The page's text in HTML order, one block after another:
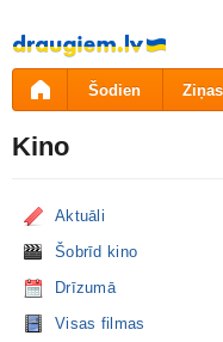
Pāriet
uz
saturu
Šodien Ziņas
Kino
Aktuāli
Šobrīd kino
Drīzumā
Visas filmas